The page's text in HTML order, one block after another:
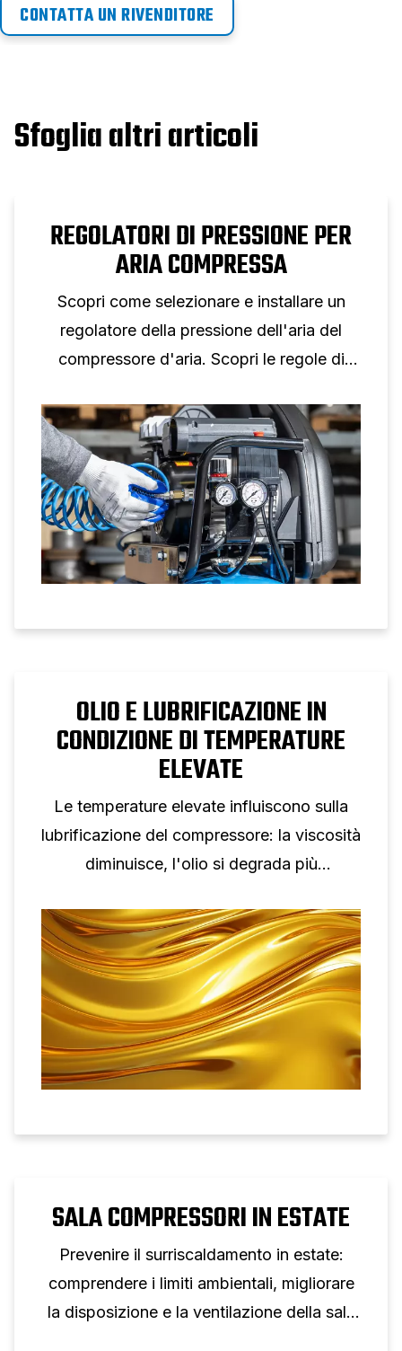
CONTATTA UN RIVENDITORE
Sfoglia altri articoli
REGOLATORI DI PRESSIONE PER
ARIA COMPRESSA
Scopri come selezionare e installare un
regolatore della pressione dell'aria del
compressore d'aria. Scopri le regole di
manometri e i consigli di configurazione
per un controllo affidabile della pressione
dell'aria.
OLIO E LUBRIFICAZIONE IN
CONDIZIONE DI TEMPERATURE
ELEVATE
Le temperature elevate influiscono sulla
lubrificazione del compressore: la viscosità
diminuisce, l'olio si degrada più
influenzando l'affidabilità, l'efficienza e la
durata.
SALA COMPRESSORI IN ESTATE
Prevenire il surriscaldamento in estate:
comprendere i limiti ambientali, migliorare
la disposizione e la ventilazione della sala